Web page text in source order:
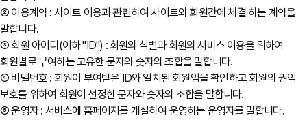
② 이용계약 : 사이트 이용과 관련하여 사이트와 회원간에 체결 하는 계약을
말합니다.
③ 회원 아이디(이하 "ID") : 회원의 식별과 회원의 서비스 이용을 위하여
회원별로 부여하는 고유한 문자와 숫자의 조합을 말합니다.
④ 비밀번호 : 회원이 부여받은 ID와 일치된 회원임을 확인하고 회원의 권익
보호를 위하여 회원이 선정한 문자와 숫자의 조합을 말합니다.
⑤ 운영자 : 서비스에 홈페이지를 개설하여 운영하는 운영자를 말합니다.